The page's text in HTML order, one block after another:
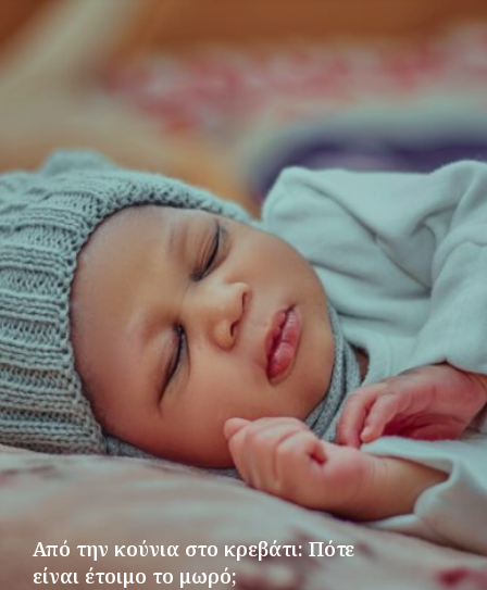
Από την κούνια στο κρεβάτι: Πότε
είναι έτοιμο το μωρό;